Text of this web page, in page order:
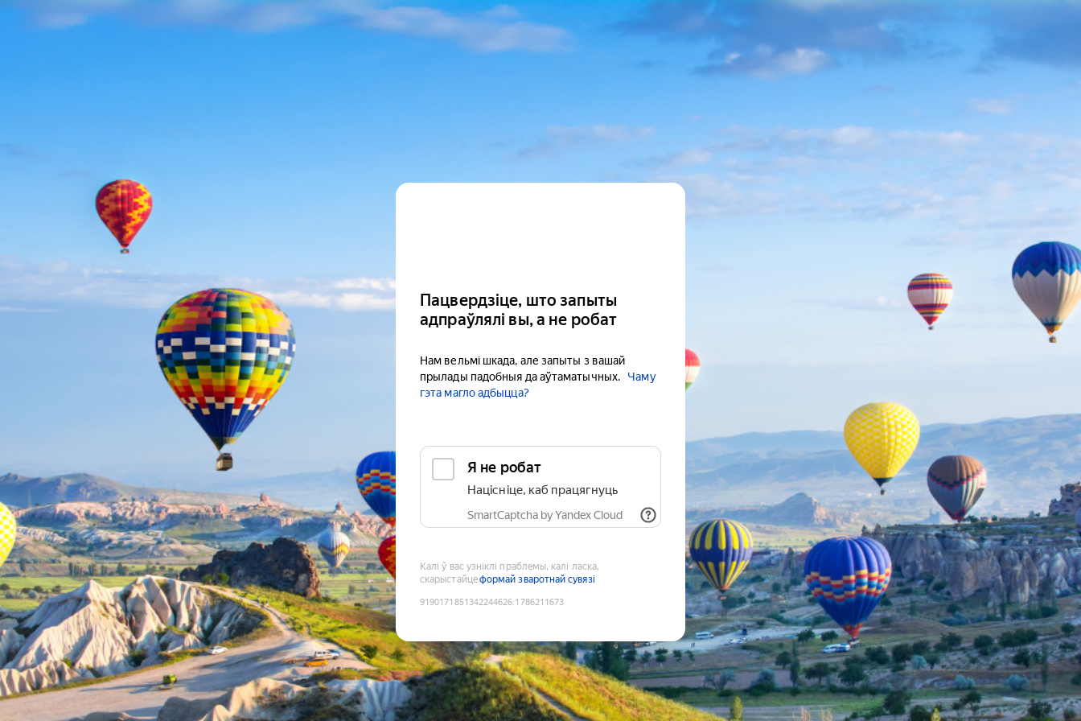
Пацвердзіце, што запыты
адпраўлялі вы, а не робат
Нам вельмі шкада, але запыты з вашай
прылады падобныя да аўтаматычных.
Чаму
гэта магло адбыцца?
Я не робат
Націсніце, каб працягнуць
SmartCaptcha by Yandex Cloud
Калі ў вас узніклі праблемы, калі ласка,
скарыстайцеформай зваротнай сувязі
9190171851342244626:1786211673